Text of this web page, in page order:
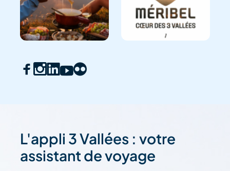
L'appli 3 Vallées : votre
assistant de voyage